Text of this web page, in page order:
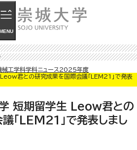
リンク
械工学科学科ニュース 2025年度
君との研究成果を国際会議「LEM21」で発表
短期留学生 Leow君との
「LEM21」で発表しまし